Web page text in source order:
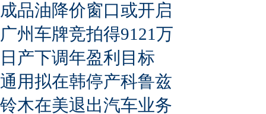
成品油降价窗口或开启
广州车牌竞拍得9121万
日产下调年盈利目标
通用拟在韩停产科鲁兹
铃木在美退出汽车业务